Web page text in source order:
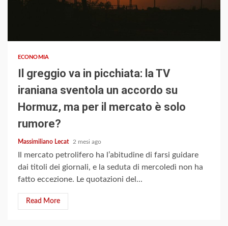
ECONOMIA
Il greggio va in picchiata: la TV
iraniana sventola un accordo su
Hormuz, ma per il mercato è solo
rumore?
Massimiliano Lecat 2 mesi ago
Il mercato petrolifero ha l’abitudine di farsi guidare
dai titoli dei giornali, e la seduta di mercoledì non ha
fatto eccezione. Le quotazioni del...
Read More